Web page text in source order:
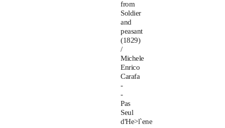
from
Soldier
and
peasant
(1829)
/
Michele
Enrico
Carafa
-
-
Pas
Seul
d'He>l`ene